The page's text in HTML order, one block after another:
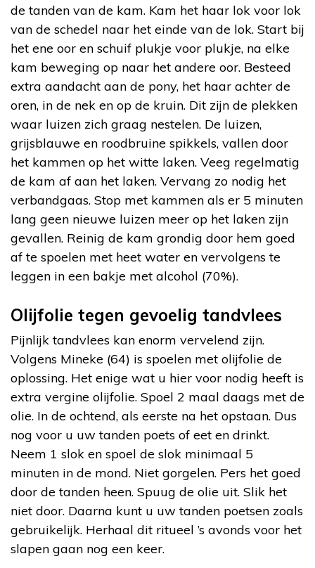
de tanden van de kam. Kam het haar lok voor lok
van de schedel naar het einde van de lok. Start bij
het ene oor en schuif plukje voor plukje, na elke
kam beweging op naar het andere oor. Besteed
extra aandacht aan de pony, het haar achter de
oren, in de nek en op de kruin. Dit zijn de plekken
waar luizen zich graag nestelen. De luizen,
grijsblauwe en roodbruine spikkels, vallen door
het kammen op het witte laken. Veeg regelmatig
de kam af aan het laken. Vervang zo nodig het
verbandgaas. Stop met kammen als er 5 minuten
lang geen nieuwe luizen meer op het laken zijn
gevallen. Reinig de kam grondig door hem goed
af te spoelen met heet water en vervolgens te
leggen in een bakje met alcohol (70%).
Olijfolie tegen gevoelig tandvlees
Pijnlijk tandvlees kan enorm vervelend zijn.
Volgens Mineke (64) is spoelen met olijfolie de
oplossing. Het enige wat u hier voor nodig heeft is
extra vergine olijfolie. Spoel 2 maal daags met de
olie. In de ochtend, als eerste na het opstaan. Dus
nog voor u uw tanden poets of eet en drinkt.
Neem 1 slok en spoel de slok minimaal 5
minuten in de mond. Niet gorgelen. Pers het goed
door de tanden heen. Spuug de olie uit. Slik het
niet door. Daarna kunt u uw tanden poetsen zoals
gebruikelijk. Herhaal dit ritueel ’s avonds voor het
slapen gaan nog een keer.